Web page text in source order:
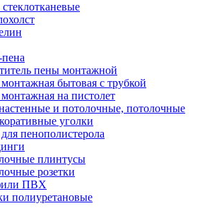
пены монтажной
бытовая с трубкой
на пистолет
и потолочные, потолочные
уголки
пенополистерола
плинтусы
розетки
ПВХ
полиуретановые